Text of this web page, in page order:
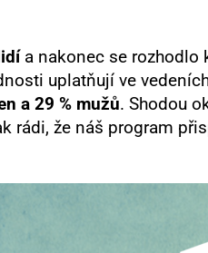
a nakonec se rozhodlo
uplatňují ve
a 29 % mužů. Shodou
rádi, že náš program